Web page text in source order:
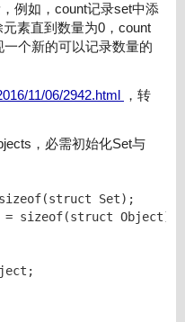
例如，count记录set中添
素直到数量为0，count
个新的可以记录数量的
11/06/2942.html ，转
，必需初始化Set与
Set);
sizeof(struct Object);